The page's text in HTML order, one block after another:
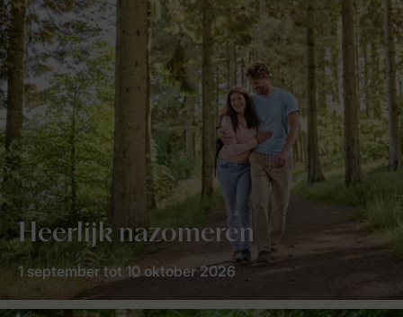
Heerlijk nazomeren
1 september tot 10 oktober 2026